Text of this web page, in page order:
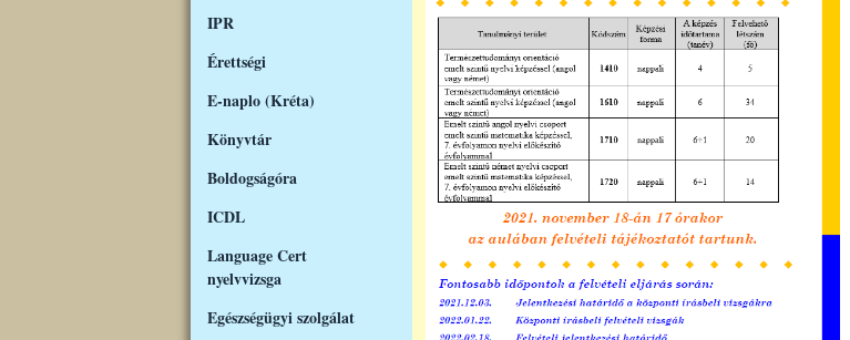
IPR
Érettségi
E-naplo (Kréta)
Könyvtár
Boldogságóra
ICDL
Language Cert
nyelvvizsga
Egészségügyi szolgálat